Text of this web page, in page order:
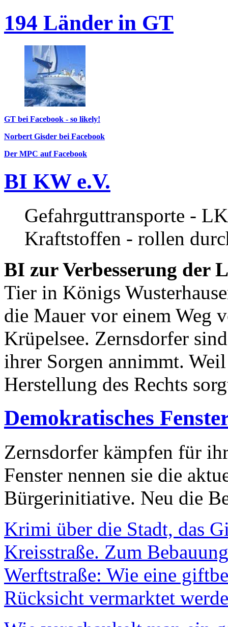
194 Länder in GT
GT bei Facebook - so likely!
Norbert Gisder bei Facebook
Der MPC auf Facebook
BI KW e.V.
Gefahrguttransporte -
Kraftstoffen - rollen
BI zur Verbesserung der
Tier in Königs
die Mauer vor einem Weg
Krüpelsee. Zernsdorfer
ihrer Sorgen annimmt.
Herstellung des Rechts
Demokratisches
Zernsdorfer kämpfen für
Fenster nennen sie die
Bürgerinitiative. Neu die
Krimi über die Stadt, das
Kreisstraße. Zum
Werftstraße: Wie eine
Rücksicht vermarktet